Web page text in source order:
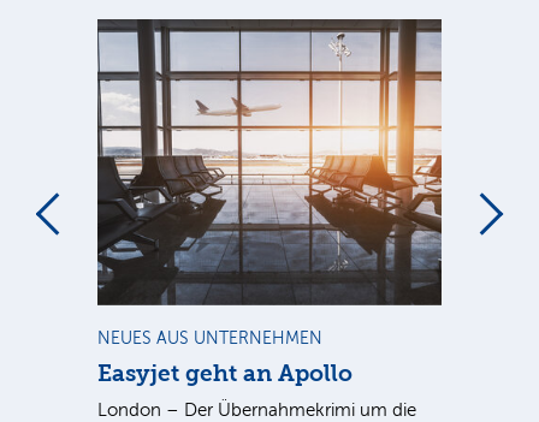
NEUES AUS UNTERNEHMEN
Easyjet geht an Apollo
London – Der Übernahmekrimi um die